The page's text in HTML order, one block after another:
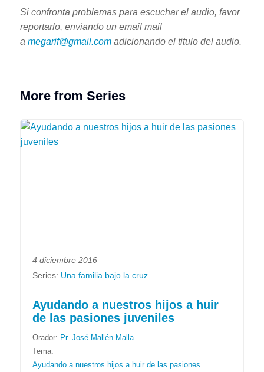
Si confronta problemas para escuchar el audio, favor
reportarlo, enviando un email mail
a megarif@gmail.com adicionando el titulo del audio.
More from Series
4 diciembre 2016
Series: Una familia bajo la cruz
Ayudando a nuestros hijos a huir
de las pasiones juveniles
Orador: Pr. José Mallén Malla
Tema:
Ayudando a nuestros hijos a huir de las pasiones